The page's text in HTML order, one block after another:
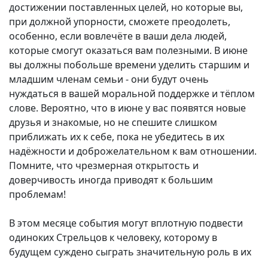
достижении поставленных целей, но которые вы,
при должной упорности, сможете преодолеть,
особенно, если вовлечёте в ваши дела людей,
которые смогут оказаться вам полезными. В июне
вы должны побольше времени уделить старшим и
младшим членам семьи - они будут очень
нуждаться в вашей моральной поддержке и тёплом
слове. Вероятно, что в июне у вас появятся новые
друзья и знакомые, но не спешите слишком
приближать их к себе, пока не убедитесь в их
надёжности и доброжелательном к вам отношении.
Помните, что чрезмерная открытость и
доверчивость иногда приводят к большим
проблемам!
В этом месяце события могут вплотную подвести
одиноких Стрельцов к человеку, которому в
будущем суждено сыграть значительную роль в их